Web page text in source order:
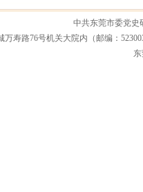
中共东莞市委党史
寿路76号机关大院内（邮编：